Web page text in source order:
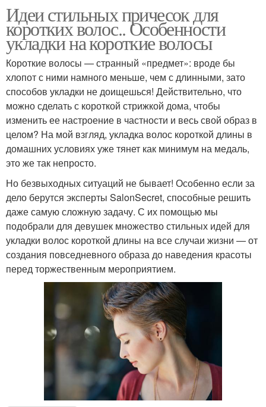
Идеи стильных причесок для
коротких волос.. Особенности
укладки на короткие волосы
Короткие волосы — странный «предмет»: вроде бы
хлопот с ними намного меньше, чем с длинными, зато
способов укладки не доищешься! Действительно, что
можно сделать с короткой стрижкой дома, чтобы
изменить ее настроение в частности и весь свой образ в
целом? На мой взгляд, укладка волос короткой длины в
домашних условиях уже тянет как минимум на медаль,
это же так непросто.
Но безвыходных ситуаций не бывает! Особенно если за
дело берутся эксперты SalonSecret, способные решить
даже самую сложную задачу. С их помощью мы
подобрали для девушек множество стильных идей для
укладки волос короткой длины на все случаи жизни — от
создания повседневного образа до наведения красоты
перед торжественным мероприятием.